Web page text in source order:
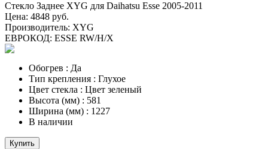
Стекло Заднее XYG для Daihatsu Esse 2005-2011
Цена: 4848 руб.
Производитель: XYG
ЕВРОКОД: ESSE RW/H/X
Обогрев : Да
Тип крепления : Глухое
Цвет стекла : Цвет зеленый
Высота (мм) : 581
Ширина (мм) : 1227
В наличии
Купить